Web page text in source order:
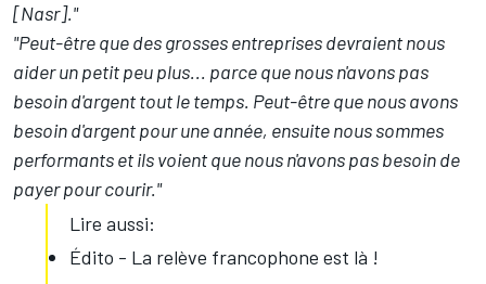
[Nasr]."
"Peut-être que des grosses entreprises devraient nous
aider un petit peu plus... parce que nous n'avons pas
besoin d'argent tout le temps. Peut-être que nous avons
besoin d'argent pour une année, ensuite nous sommes
performants et ils voient que nous n'avons pas besoin de
payer pour courir."
Lire aussi:
Édito - La relève francophone est là !